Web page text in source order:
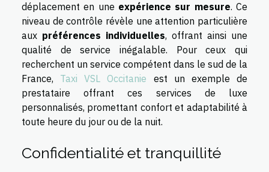
déplacement en une expérience sur mesure. Ce
niveau de contrôle révèle une attention particulière
aux préférences individuelles, offrant ainsi une
qualité de service inégalable. Pour ceux qui
recherchent un service compétent dans le sud de la
France, Taxi VSL Occitanie est un exemple de
prestataire offrant ces services de luxe
personnalisés, promettant confort et adaptabilité à
toute heure du jour ou de la nuit.
Confidentialité et tranquillité